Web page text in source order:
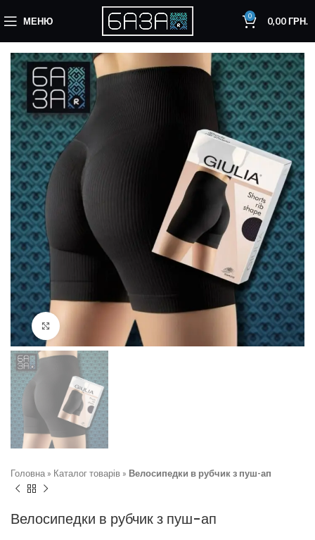
МЕНЮ 0 0,00ГРН.
Натисніть, щоб збільшити
Головна » Каталог товарів » Велосипедки в рубчик з пуш-ап
Велосипедки в рубчик з пуш-ап